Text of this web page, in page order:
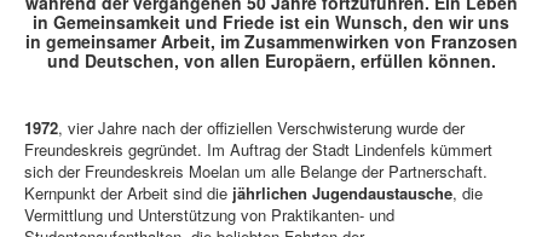
in Gemeinsamkeit und Friede ist ein Wunsch, den wir uns
in gemeinsamer Arbeit, im Zusammenwirken von Franzosen
und Deutschen, von allen Europäern, erfüllen können.
1972, vier Jahre nach der offiziellen Verschwisterung wurde der
Freundeskreis gegründet. Im Auftrag der Stadt Lindenfels kümmert
sich der Freundeskreis Moelan um alle Belange der Partnerschaft.
Kernpunkt der Arbeit sind die jährlichen Jugendaustausche, die
Vermittlung und Unterstützung von Praktikanten- und